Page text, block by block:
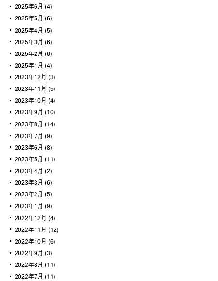
2025年6月 (4)
2025年5月 (6)
2025年4月 (5)
2025年3月 (6)
2025年2月 (6)
2025年1月 (4)
2023年12月 (3)
2023年11月 (5)
2023年10月 (4)
2023年9月 (10)
2023年8月 (14)
2023年7月 (9)
2023年6月 (8)
2023年5月 (11)
2023年4月 (2)
2023年3月 (6)
2023年2月 (5)
2023年1月 (9)
2022年12月 (4)
2022年11月 (12)
2022年10月 (6)
2022年9月 (3)
2022年8月 (11)
2022年7月 (11)